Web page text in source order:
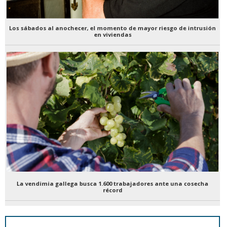
Los sábados al anochecer, el momento de mayor riesgo de intrusión
en viviendas
La vendimia gallega busca 1.600 trabajadores ante una cosecha
récord